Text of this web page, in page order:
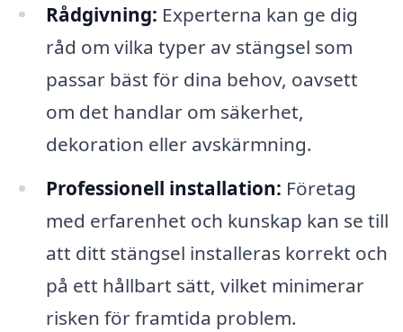
Rådgivning: Experterna kan ge dig
råd om vilka typer av stängsel som
passar bäst för dina behov, oavsett
om det handlar om säkerhet,
dekoration eller avskärmning.
Professionell installation: Företag
med erfarenhet och kunskap kan se till
att ditt stängsel installeras korrekt och
på ett hållbart sätt, vilket minimerar
risken för framtida problem.